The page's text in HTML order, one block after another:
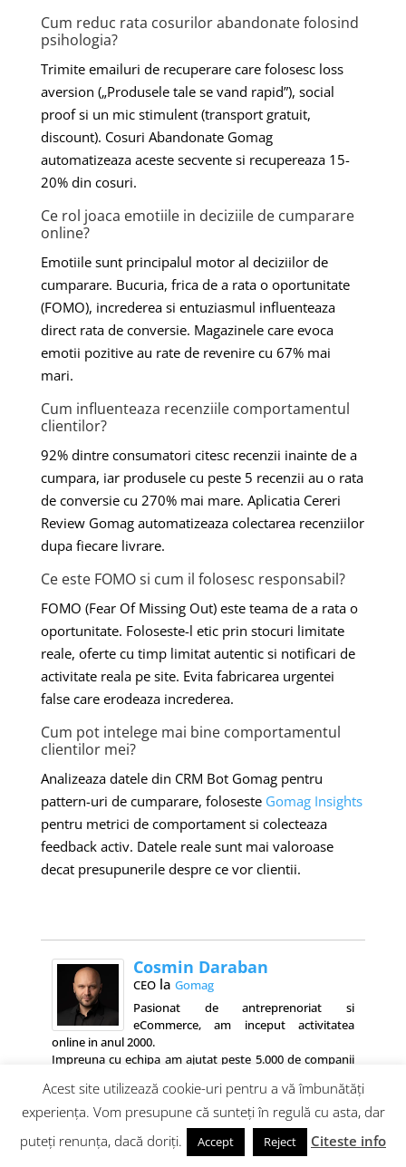
Cum reduc rata cosurilor abandonate folosind
psihologia?
Trimite emailuri de recuperare care folosesc loss
aversion („Produsele tale se vand rapid”), social
proof si un mic stimulent (transport gratuit,
discount). Cosuri Abandonate Gomag
automatizeaza aceste secvente si recupereaza 15-
20% din cosuri.
Ce rol joaca emotiile in deciziile de cumparare
online?
Emotiile sunt principalul motor al deciziilor de
cumparare. Bucuria, frica de a rata o oportunitate
(FOMO), increderea si entuziasmul influenteaza
direct rata de conversie. Magazinele care evoca
emotii pozitive au rate de revenire cu 67% mai
mari.
Cum influenteaza recenziile comportamentul
clientilor?
92% dintre consumatori citesc recenzii inainte de a
cumpara, iar produsele cu peste 5 recenzii au o rata
de conversie cu 270% mai mare. Aplicatia Cereri
Review Gomag automatizeaza colectarea recenziilor
dupa fiecare livrare.
Ce este FOMO si cum il folosesc responsabil?
FOMO (Fear Of Missing Out) este teama de a rata o
oportunitate. Foloseste-l etic prin stocuri limitate
reale, oferte cu timp limitat autentic si notificari de
activitate reala pe site. Evita fabricarea urgentei
false care erodeaza increderea.
Cum pot intelege mai bine comportamentul
clientilor mei?
Analizeaza datele din CRM Bot Gomag pentru
pattern-uri de cumparare, foloseste Gomag Insights
pentru metrici de comportament si colecteaza
feedback activ. Datele reale sunt mai valoroase
decat presupunerile despre ce vor clientii.
Cosmin Daraban
CEOla Gomag
Pasionat de antreprenoriat si
eCommerce, am inceput activitatea
online in anul 2000.
Impreuna cu echipa am ajutat peste 5.000 de companii
Acest site utilizează cookie-uri pentru a vă îmbunătăți
experiența. Vom presupune că sunteți în regulă cu asta, dar
puteți renunța, dacă doriți.
Accept Reject Citeste info